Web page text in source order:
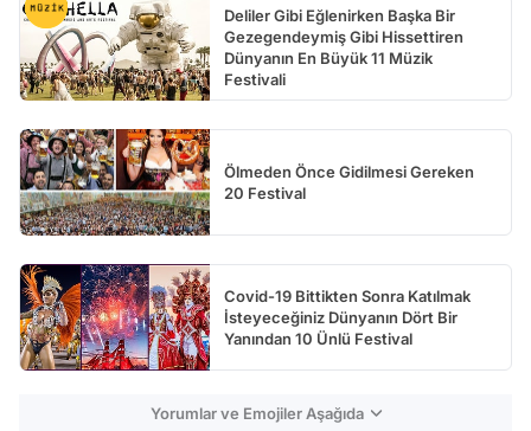
Deliler Gibi Eğlenirken Başka Bir
Gezegendeymiş Gibi Hissettiren
Dünyanın En Büyük 11 Müzik
Festivali
Ölmeden Önce Gidilmesi Gereken
20 Festival
Covid-19 Bittikten Sonra Katılmak
İsteyeceğiniz Dünyanın Dört Bir
Yanından 10 Ünlü Festival
Yorumlar ve Emojiler Aşağıda